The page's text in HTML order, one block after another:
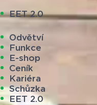
EET 2.0
Odvětví
Funkce
E-shop
Ceník
Kariéra
Schůzka
EET 2.0